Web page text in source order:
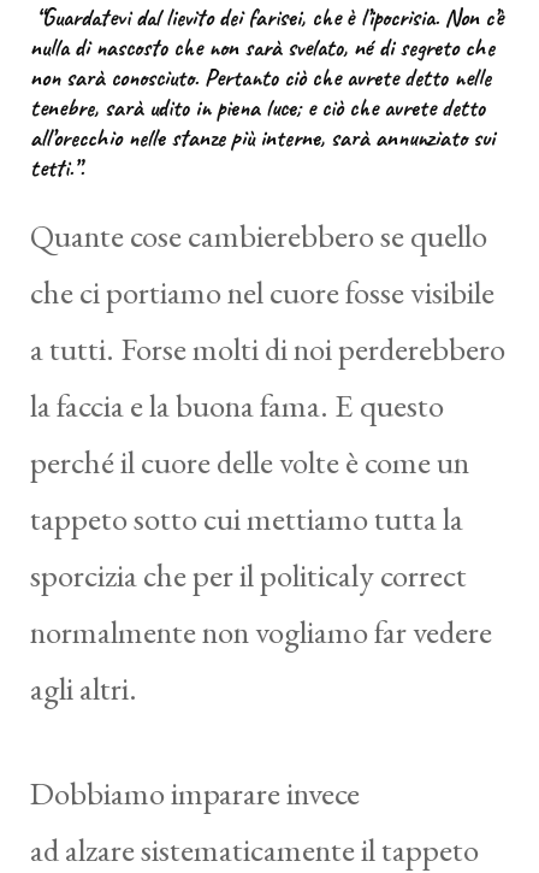
“Guardatevi dal lievito dei farisei, che è l’ipocrisia. Non c’è
nulla di nascosto che non sarà svelato, né di segreto che
non sarà conosciuto. Pertanto ciò che avrete detto nelle
tenebre, sarà udito in piena luce; e ciò che avrete detto
all’orecchio nelle stanze più interne, sarà annunziato sui
tetti.”.
Quante cose cambierebbero se quello
che ci portiamo nel cuore fosse visibile
a tutti. Forse molti di noi perderebbero
la faccia e la buona fama. E questo
perché il cuore delle volte è come un
tappeto sotto cui mettiamo tutta la
sporcizia che per il politicaly correct
normalmente non vogliamo far vedere
agli altri.
Dobbiamo imparare invece
ad alzare sistematicamente il tappeto